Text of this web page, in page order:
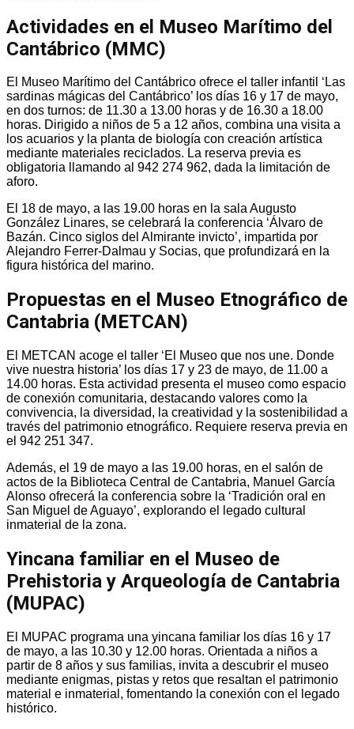
Actividades en el Museo Marítimo del
Cantábrico (MMC)
El Museo Marítimo del Cantábrico ofrece el taller infantil ‘Las
sardinas mágicas del Cantábrico’ los días 16 y 17 de mayo,
en dos turnos: de 11.30 a 13.00 horas y de 16.30 a 18.00
horas. Dirigido a niños de 5 a 12 años, combina una visita a
los acuarios y la planta de biología con creación artística
mediante materiales reciclados. La reserva previa es
obligatoria llamando al 942 274 962, dada la limitación de
aforo.
El 18 de mayo, a las 19.00 horas en la sala Augusto
González Linares, se celebrará la conferencia ‘Álvaro de
Bazán. Cinco siglos del Almirante invicto’, impartida por
Alejandro Ferrer-Dalmau y Socias, que profundizará en la
figura histórica del marino.
Propuestas en el Museo Etnográfico de
Cantabria (METCAN)
El METCAN acoge el taller ‘El Museo que nos une. Donde
vive nuestra historia’ los días 17 y 23 de mayo, de 11.00 a
14.00 horas. Esta actividad presenta el museo como espacio
de conexión comunitaria, destacando valores como la
convivencia, la diversidad, la creatividad y la sostenibilidad a
través del patrimonio etnográfico. Requiere reserva previa en
el 942 251 347.
Además, el 19 de mayo a las 19.00 horas, en el salón de
actos de la Biblioteca Central de Cantabria, Manuel García
Alonso ofrecerá la conferencia sobre la ‘Tradición oral en
San Miguel de Aguayo’, explorando el legado cultural
inmaterial de la zona.
Yincana familiar en el Museo de
Prehistoria y Arqueología de Cantabria
(MUPAC)
El MUPAC programa una yincana familiar los días 16 y 17
de mayo, a las 10.30 y 12.00 horas. Orientada a niños a
partir de 8 años y sus familias, invita a descubrir el museo
mediante enigmas, pistas y retos que resaltan el patrimonio
material e inmaterial, fomentando la conexión con el legado
histórico.